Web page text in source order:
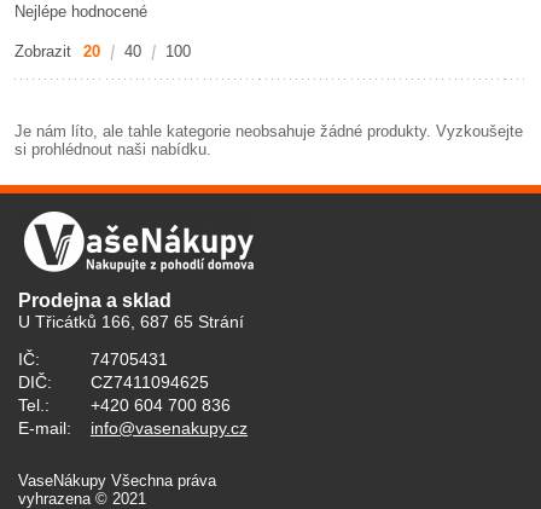
Nejlépe hodnocené
Zobrazit 20 40 100
Je nám líto, ale tahle kategorie neobsahuje žádné produkty. Vyzkoušejte
si prohlédnout naši nabídku.
Prodejna a sklad
U Třicátků 166, 687 65 Strání
IČ:
74705431
DIČ:
CZ7411094625
Tel.:
+420 604 700 836
E-mail:
info@vasenakupy.cz
VaseNákupy Všechna práva
vyhrazena © 2021